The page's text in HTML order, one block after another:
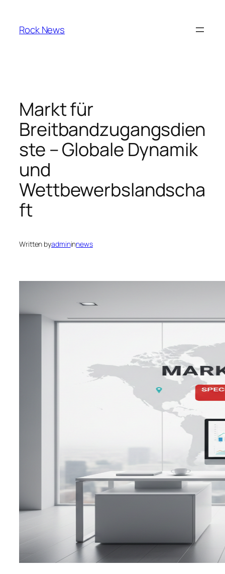
content
Rock News
Markt für
Breitbandzugangsdien
ste – Globale Dynamik
und
Wettbewerbslandscha
ft
Written byadmininnews